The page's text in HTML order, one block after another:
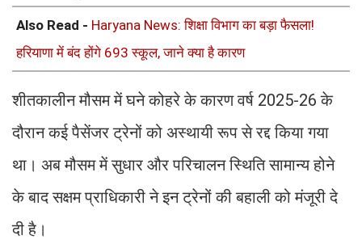
Also Read - Haryana News: शिक्षा विभाग का बड़ा फैसला!
हरियाणा में बंद होंगे 693 स्कूल, जाने क्या है कारण
शीतकालीन मौसम में घने कोहरे के कारण वर्ष 2025-26 के
दौरान कई पैसेंजर ट्रेनों को अस्थायी रूप से रद्द किया गया
था। अब मौसम में सुधार और परिचालन स्थिति सामान्य होने
के बाद सक्षम प्राधिकारी ने इन ट्रेनों की बहाली को मंजूरी दे
दी है।